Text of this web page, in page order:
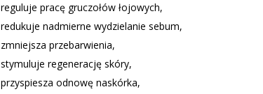
reguluje pracę gruczołów łojowych,
redukuje nadmierne wydzielanie sebum,
zmniejsza przebarwienia,
stymuluje regenerację skóry,
przyspiesza odnowę naskórka,